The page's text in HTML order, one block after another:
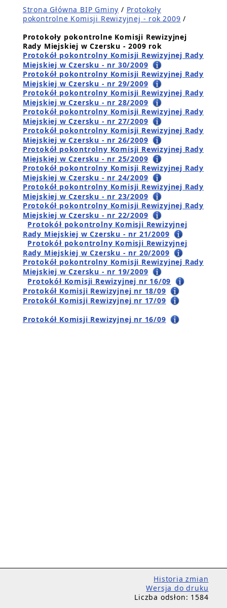
Strona Główna BIP Gminy / Protokoły
pokontrolne Komisji Rewizyjnej - rok 2009 /
Protokoły pokontrolne Komisji Rewizyjnej
Rady Miejskiej w Czersku - 2009 rok
Protokół pokontrolny Komisji Rewizyjnej Rady
Miejskiej w Czersku - nr 30/2009
Protokół pokontrolny Komisji Rewizyjnej Rady
Miejskiej w Czersku - nr 29/2009
Protokół pokontrolny Komisji Rewizyjnej Rady
Miejskiej w Czersku - nr 28/2009
Protokół pokontrolny Komisji Rewizyjnej Rady
Miejskiej w Czersku - nr 27/2009
Protokół pokontrolny Komisji Rewizyjnej Rady
Miejskiej w Czersku - nr 26/2009
Protokół pokontrolny Komisji Rewizyjnej Rady
Miejskiej w Czersku - nr 25/2009
Protokół pokontrolny Komisji Rewizyjnej Rady
Miejskiej w Czersku - nr 24/2009
Protokół pokontrolny Komisji Rewizyjnej Rady
Miejskiej w Czersku - nr 23/2009
Protokół pokontrolny Komisji Rewizyjnej Rady
Miejskiej w Czersku - nr 22/2009
Protokół pokontrolny Komisji Rewizyjnej
Rady Miejskiej w Czersku - nr 21/2009
Protokół pokontrolny Komisji Rewizyjnej
Rady Miejskiej w Czersku - nr 20/2009
Protokół pokontrolny Komisji Rewizyjnej Rady
Miejskiej w Czersku - nr 19/2009
Protokół Komisji Rewizyjnej nr 16/09
Protokół Komisji Rewizyjnej nr 18/09
Protokół Komisji Rewizyjnej nr 17/09
Protokół Komisji Rewizyjnej nr 16/09
Historia zmian
Wersja do druku
Liczba odsłon: 1584